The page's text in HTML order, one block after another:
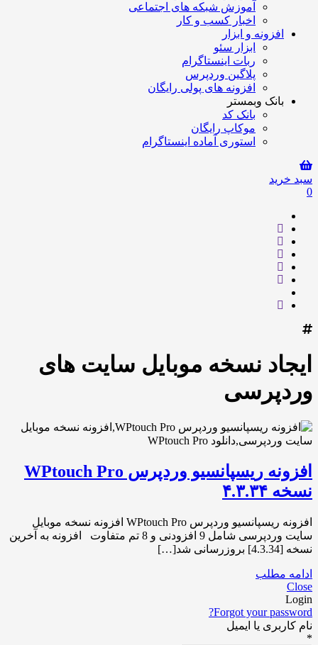
آموزش شبکه های اجتماعی
اخبار کسب و کار
افزونه و ابزار
ابزار سئو
ربات اینستاگرام
پلاگین وردپرس
افزونه های پولی رایگان
بانک وبمستر
بانک کد
موکاپ رایگان
استوری آماده اینستاگرام
سبد خرید
0
ایجاد نسخه موبایل سایت های
وردپرسی
افزونه ریسپانسیو وردپرس WPtouch Pro
نسخه ۴.۳.۳۴
افزونه ریسپانسیو وردپرس WPtouch Pro افزونه نسخه موبایل
سایت وردپرسی شامل 9 افزودنی و 8 تم متفاوت افزونه به آخرین
نسخه [4.3.34] بروزرسانی شد[…]
ادامه مطلب
Close
Login
Forgot your password?
نام کاربری یا ایمیل
*